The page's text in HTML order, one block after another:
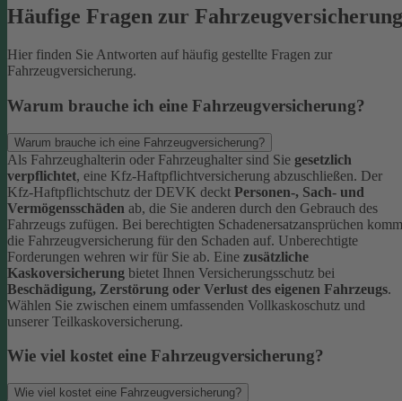
Häufige Fragen zur Fahrzeugversicherung
Hier finden Sie Antworten auf häufig gestellte Fragen zur
Fahrzeugversicherung.
Warum brauche ich eine Fahrzeugversicherung?
Warum brauche ich eine Fahrzeugversicherung?
Als Fahrzeughalterin oder Fahrzeughalter sind Sie gesetzlich
verpflichtet, eine Kfz-Haftpflichtversicherung abzuschließen. Der
Kfz-Haftpflichtschutz der DEVK deckt Personen-, Sach- und
Vermögensschäden ab, die Sie anderen durch den Gebrauch des
Fahrzeugs zufügen. Bei berechtigten Schadenersatzansprüchen
die Fahrzeugversicherung für den Schaden auf. Unberechtigte
Forderungen wehren wir für Sie ab. Eine zusätzliche
Kaskoversicherung bietet Ihnen Versicherungsschutz bei
Beschädigung, Zerstörung oder Verlust des eigenen Fahrzeugs.
Wählen Sie zwischen einem umfassenden Vollkaskoschutz und
unserer Teilkaskoversicherung.
Wie viel kostet eine Fahrzeugversicherung?
Wie viel kostet eine Fahrzeugversicherung?